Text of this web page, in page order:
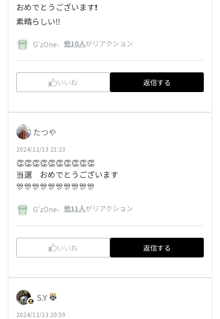
おめでとうございます❗️
素晴らしい‼️
G'zOne、 他10人がリアクション
いいね 返信する
たつや
2024/12/13 21:23
👏👏👏👏👏👏👏👏👏👏
当選 おめでとうございます
🎊🎊🎊🎊🎊🎊🎊🎊🎊🎊
G'zOne、 他11人がリアクション
いいね 返信する
S.Y
2024/12/13 20:59